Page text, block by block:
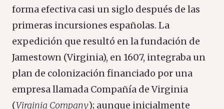
forma efectiva casi un siglo después de las
primeras incursiones españolas. La
expedición que resultó en la fundación de
Jamestown (Virginia), en 1607, integraba un
plan de colonización financiado por una
empresa llamada Compañía de Virginia
(Virginia Company); aunque inicialmente